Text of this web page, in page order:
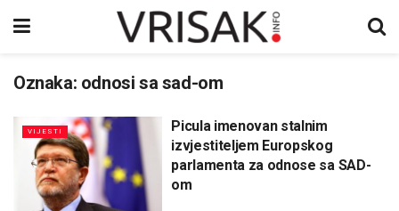
Oznaka: odnosi sa sad-om
VIJESTI
Picula imenovan stalnim
izvjestiteljem Europskog
parlamenta za odnose sa SAD-
om